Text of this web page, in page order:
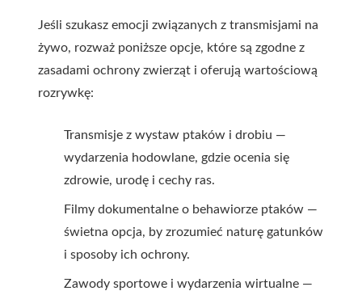
Jeśli szukasz emocji związanych z transmisjami na
żywo, rozważ poniższe opcje, które są zgodne z
zasadami ochrony zwierząt i oferują wartościową
rozrywkę:
Transmisje z wystaw ptaków i drobiu —
wydarzenia hodowlane, gdzie ocenia się
zdrowie, urodę i cechy ras.
Filmy dokumentalne o behawiorze ptaków —
świetna opcja, by zrozumieć naturę gatunków
i sposoby ich ochrony.
Zawody sportowe i wydarzenia wirtualne —